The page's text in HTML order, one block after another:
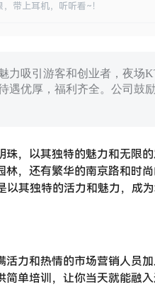
带上耳机，听听看~！
力吸引游客和创业者，夜
遇优厚，福利齐全。公司鼓
珠，以其独特的魅力和无限
林，还有繁华的南京路和时
以其独特的活力和魅力，成
活力和热情的市场营销人员
简单培训，让你当天就能融